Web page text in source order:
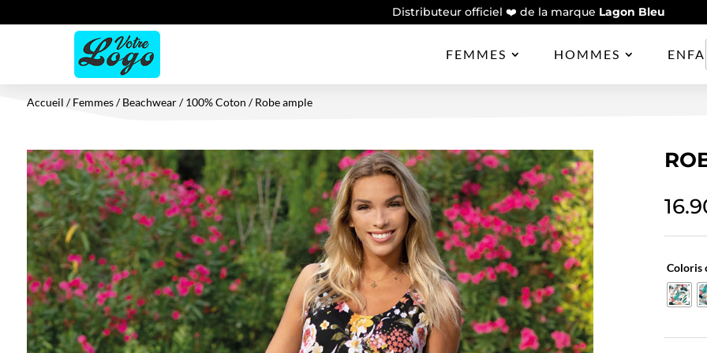
Distributeur officiel ❤️ de la marque Lagon Bleu
FEMMES HOMMES
Accueil /Femmes/Beachwear/100% Coton / Robe ample
Coloris